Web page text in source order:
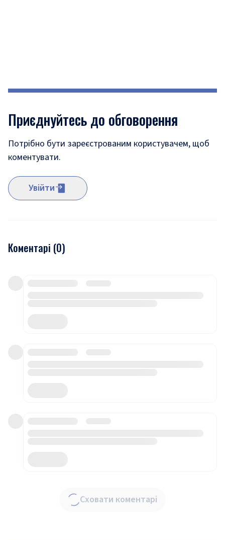
Приєднуйтесь до обговорення
Потрібно бути зареєстрованим користувачем, щоб
коментувати.
Увійти
Коментарі (0)
Сховати коментарі